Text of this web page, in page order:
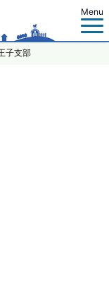
Menu
子支部